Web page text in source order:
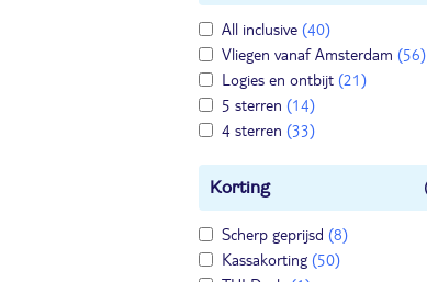
All inclusive (40)
Vliegen vanaf Amsterdam (56)
Logies en ontbijt (21)
5 sterren (14)
4 sterren (33)
Korting
Scherp geprijsd (8)
Kassakorting (50)